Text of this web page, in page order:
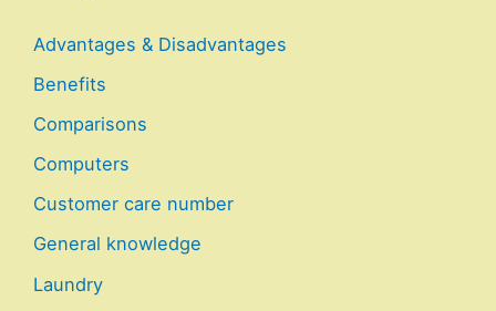
Advantages & Disadvantages
Benefits
Comparisons
Computers
Customer care number
General knowledge
Laundry